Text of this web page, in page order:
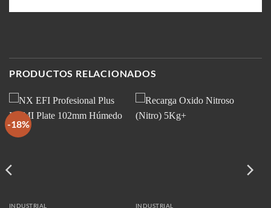
PRODUCTOS RELACIONADOS
-18%
INDUSTRIAL INDUSTRIAL